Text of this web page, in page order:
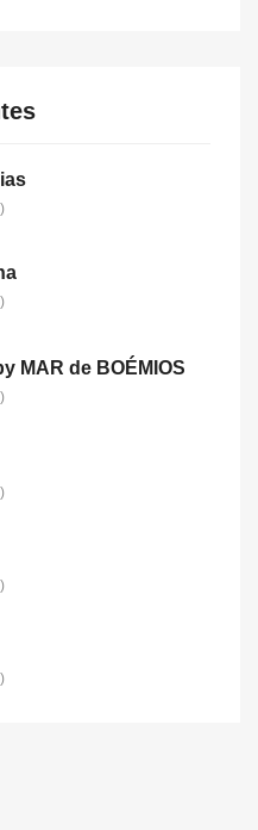
MAR de BOÉMIOS